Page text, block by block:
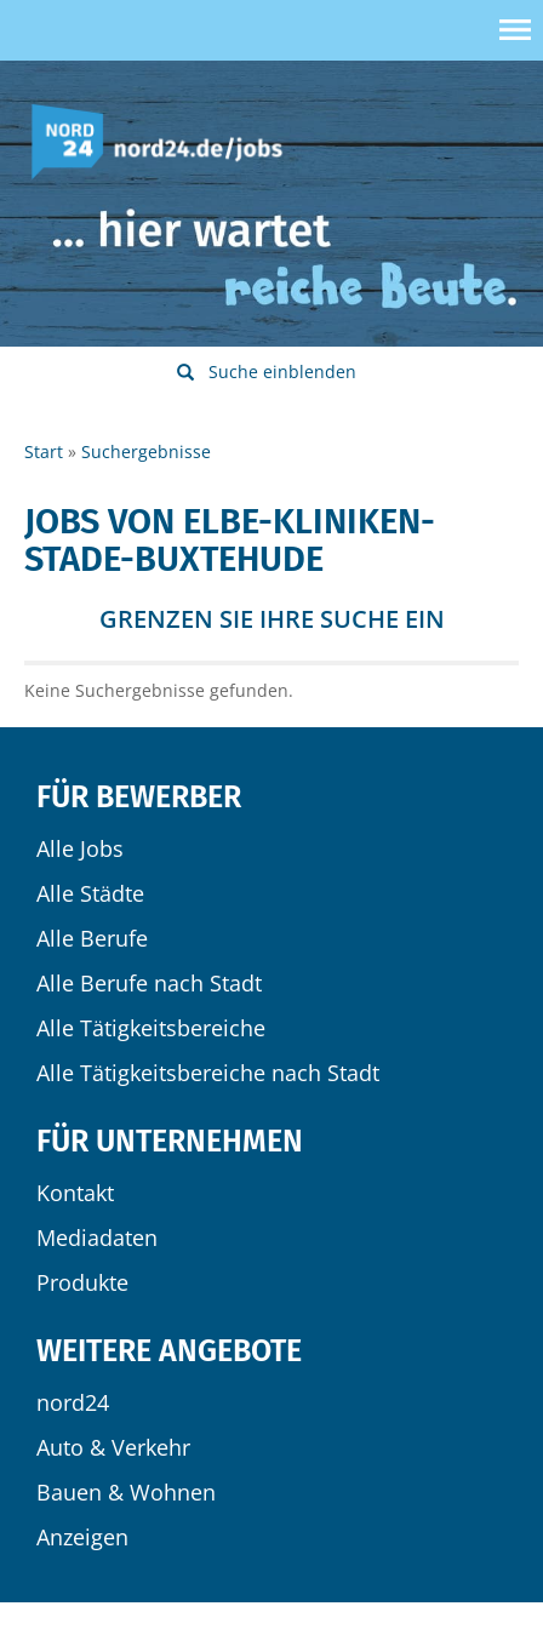
Suche einblenden
Start Suchergebnisse
JOBS VON ELBE-KLINIKEN-
STADE-BUXTEHUDE
GRENZEN SIE IHRE SUCHE EIN
Keine Suchergebnisse gefunden.
FÜR BEWERBER
Alle Jobs
Alle Städte
Alle Berufe
Alle Berufe nach Stadt
Alle Tätigkeitsbereiche
Alle Tätigkeitsbereiche nach Stadt
FÜR UNTERNEHMEN
Kontakt
Mediadaten
Produkte
WEITERE ANGEBOTE
nord24
Auto & Verkehr
Bauen & Wohnen
Anzeigen